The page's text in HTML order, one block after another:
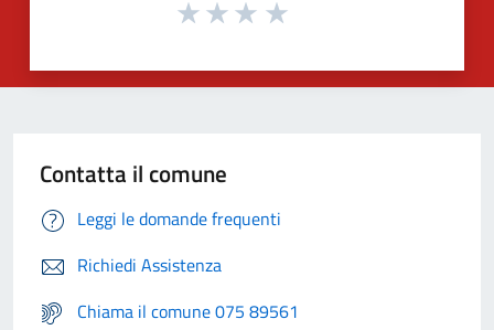
Contatta il comune
Leggi le domande frequenti
Richiedi Assistenza
Chiama il comune 075 89561